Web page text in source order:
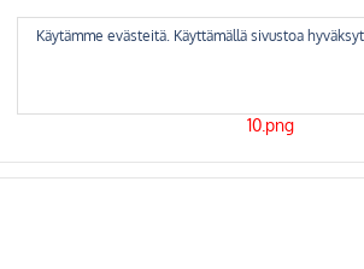
Käytämme evästeitä. Käyttämällä sivustoa